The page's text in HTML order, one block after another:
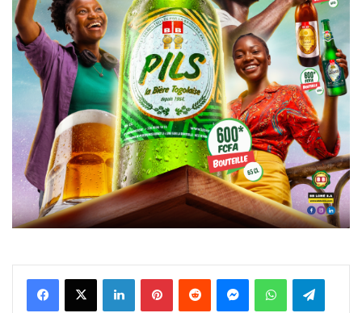
FacebookX Linkedin PinterestReddit MessengerWhatsAppTelegram